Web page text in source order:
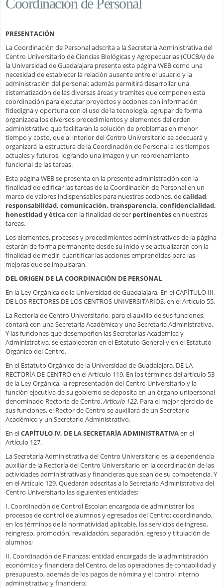
PRESENTACIÓN
La Coordinación de Personal adscrita a la Secretaria Administrativa del
Centro Universitario de Ciencias Biológicas y Agropecuarias (CUCBA) de
la Universidad de Guadalajara presenta esta página WEB como una
necesidad de establecer la relación ausente entre el usuario y la
administración del personal; además permitirá desarrollar una
sistematización de las diversas áreas y tramites que componen esta
coordinación para ejecutar proyectos y acciones con información
fidedigna y oportuna con el uso de la tecnología, agrupar de forma
organizada los diversos procedimientos y elementos del orden
administrativo que facilitaran la solución de problemas en menor
tiempo y costo, que al interior del Centro Universitario se adecuará y
organizará la estructura de la Coordinación de Personal a los tiempos
actuales y futuros, logrando una imagen y un reordenamiento
funcional de las tareas.
Esta página WEB se presenta en la presente administración con la
finalidad de edificar las tareas de la Coordinación de Personal en un
marco de valores indispensables para nuestras acciones, decalidad,
responsabilidad, comunicación, transparencia, confidencialidad,
honestidad y ética con la finalidad de ser pertinentesen nuestras
tareas.
Los elementos, procesos y procedimientos administrativos de la página
estarán de forma permanente desde su inicio y se actualizarán con la
finalidad de medir, cuantificar las acciones emprendidas para las
mejoras que se impulsaran.
DEL ORIGEN DE LA COORDINACIÓN DE PERSONAL
En la Ley Orgánica de la Universidad de Guadalajara, En el CAPÍTULO III,
DE LOS RECTORES DE LOS CENTROS UNIVERSITARIOS, en el Artículo 55.
La Rectoría de Centro Universitario, para el auxilio de sus funciones,
contará con una Secretaría Académica y una Secretaría Administrativa.
Y las funciones que desempeñen las Secretarías Académica y
Administrativa, se establecerán en el Estatuto General y en el Estatuto
Orgánico del Centro.
En el Estatuto Orgánico de la Universidad de Guadalajara, DE LA
RECTORÍA DE CENTRO en el Artículo 119. En los términos del artículo 53
de la Ley Orgánica, la representación del Centro Universitario y la
función ejecutiva de su gobierno se deposita en un órgano unipersonal
denominado Rectoría de Centro.Artículo 122. Para el mejor ejercicio de
sus funciones, el Rector de Centro se auxiliará de un Secretario
Académico y un Secretario Administrativo.
En elCAPÍTULO IV, DE LA SECRETARÍA ADMINISTRATIVAen el
Artículo 127.
La Secretaría Administrativa del Centro Universitario es la dependencia
auxiliar de la Rectoría del Centro Universitario en la coordinación de las
actividades administrativas y financieras que sean de su competencia. Y
en el Artículo 129. Quedarán adscritas a la Secretaría Administrativa del
Centro Universitario las siguientes entidades:
I. Coordinación de Control Escolar: encargada de administrar los
procesos de control de alumnos y egresados del Centro; coordinando,
en los términos de la normatividad aplicable, los servicios de ingreso,
reingreso, promoción, revalidación, separación, egreso y titulación de
alumnos;
II. Coordinación de Finanzas: entidad encargada de la administración
económica y financiera del Centro, de las operaciones de contabilidad y
presupuesto, además de los pagos de nómina y el control interno
administrativo y financiero;